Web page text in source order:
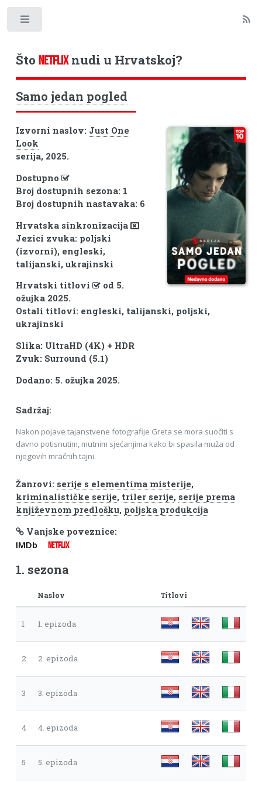
Što NETFLIXnudi u Hrvatskoj?
Samo jedan pogled
Izvorni naslov: Just One
Look
serija, 2025.
Dostupno
Broj dostupnih sezona: 1
Broj dostupnih nastavaka: 6
Hrvatska sinkronizacija
Jezici zvuka: poljski
(izvorni), engleski,
talijanski, ukrajinski
Hrvatski titlovi
od 5.
ožujka 2025.
Ostali titlovi: engleski, talijanski, poljski,
ukrajinski
Slika: UltraHD (4K) + HDR
Zvuk: Surround (5.1)
Dodano: 5. ožujka 2025.
Sadržaj:
Nakon pojave tajanstvene fotografije Greta se mora suočiti s
davno potisnutim, mutnim sjećanjima kako bi spasila muža od
njegovih mračnih tajni.
Žanrovi: serije s elementima misterije,
kriminalističke serije, triler serije, serije prema
književnom predlošku, poljska produkcija
Vanjske poveznice:
IMDb NETFLIX
1. sezona
Naslov Titlovi
1 1. epizoda
2 2. epizoda
3 3. epizoda
4 4. epizoda
5 5. epizoda